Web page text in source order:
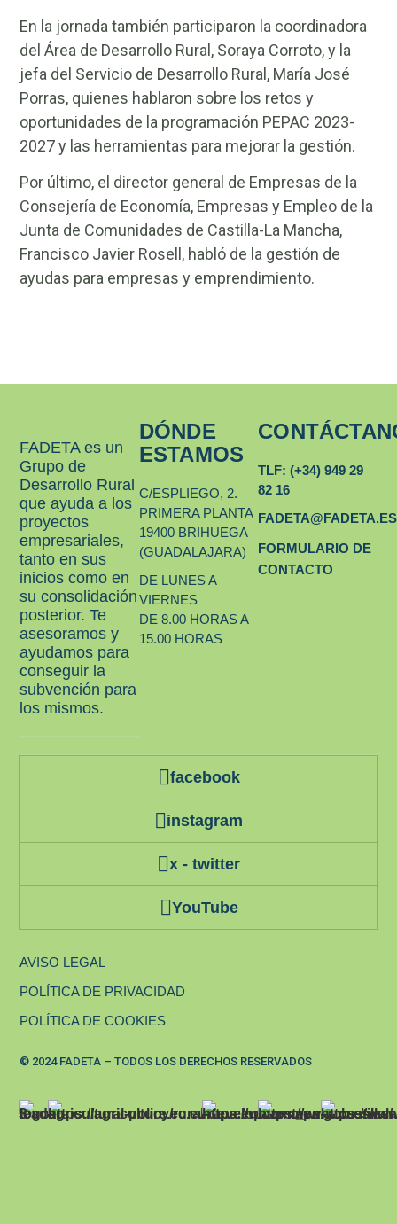
En la jornada también participaron la coordinadora
del Área de Desarrollo Rural, Soraya Corroto, y la
jefa del Servicio de Desarrollo Rural, María José
Porras, quienes hablaron sobre los retos y
oportunidades de la programación PEPAC 2023-
2027 y las herramientas para mejorar la gestión.
Por último, el director general de Empresas de la
Consejería de Economía, Empresas y Empleo de la
Junta de Comunidades de Castilla-La Mancha,
Francisco Javier Rosell, habló de la gestión de
ayudas para empresas y emprendimiento.
FADETA es un
Grupo de
Desarrollo Rural
que ayuda a los
proyectos
empresariales,
tanto en sus
inicios como en
su consolidación
posterior. Te
asesoramos y
ayudamos para
conseguir la
subvención para
los mismos.
DÓNDE
ESTAMOS
C/ESPLIEGO, 2.
PRIMERA PLANTA
19400 BRIHUEGA
(GUADALAJARA)
DE LUNES A
VIERNES
DE 8.00 HORAS A
15.00 HORAS
TLF: (+34) 949 29
82 16
FADETA@FADETA.ES
FORMULARIO DE
CONTACTO
facebook
instagram
x - twitter
YouTube
© 2024 FADETA – TODOS LOS DERECHOS RESERVADOS
AVISO LEGAL
POLÍTICA DE PRIVACIDAD
POLÍTICA DE COOKIES